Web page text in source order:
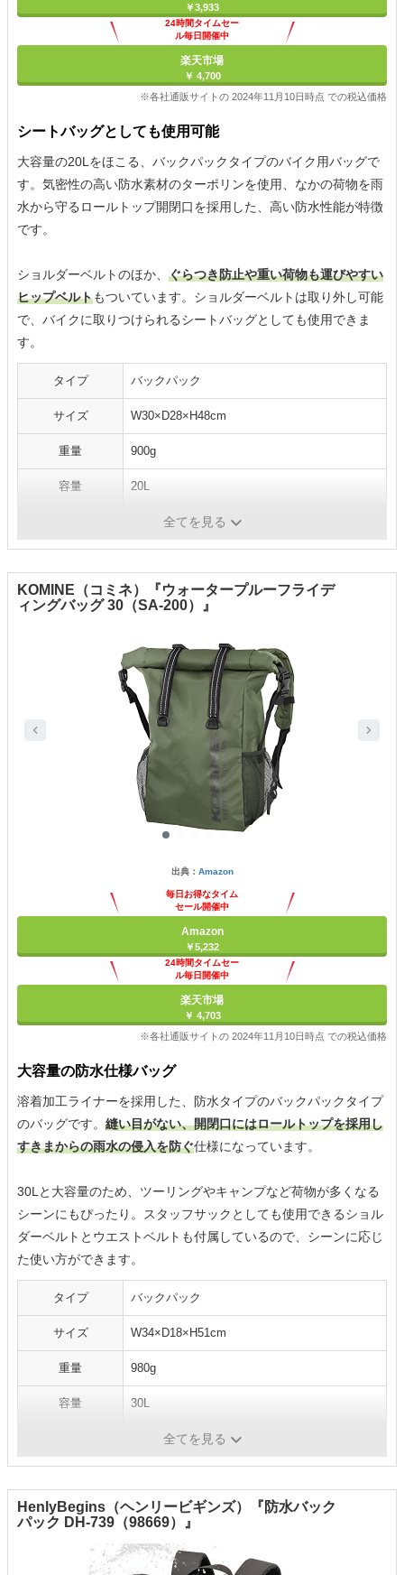
￥3,933
24時間タイムセー
ル毎日開催中
楽天市場
￥ 4,700
※各社通販サイトの 2024年11月10日時点 での税込価格
シートバッグとしても使用可能
大容量の20Lをほこる、バックパックタイプのバイク用バッグで
す。気密性の高い防水素材のターポリンを使用、なかの荷物を雨
水から守るロールトップ開閉口を採用した、高い防水性能が特徴
です。
ショルダーベルトのほか、 ぐらつき防止や重い荷物も運びやすい
ヒップベルトもついています。ショルダーベルトは取り外し可能
で、バイクに取りつけられるシートバッグとしても使用できま
す。
タイプ バックパック
サイズ W30×D28×H48cm
重量 900g
容量 20L
ターポリン全てを見る
KOMINE（コミネ）『ウォータープルーフライデ
ィングバッグ 30（SA-200）』
出典： Amazon
毎日お得なタイム
セール開催中
Amazon
￥5,232
24時間タイムセー
ル毎日開催中
楽天市場
￥ 4,703
※各社通販サイトの 2024年11月10日時点 での税込価格
大容量の防水仕様バッグ
溶着加工ライナーを採用した、防水タイプのバックパックタイプ
のバッグです。 縫い目がない、開閉口にはロールトップを採用し
すきまからの雨水の侵入を防ぐ仕様になっています。
30Lと大容量のため、ツーリングやキャンプなど荷物が多くなる
シーンにもぴったり。スタッフサックとしても使用できるショル
ダーベルトとウエストベルトも付属しているので、シーンに応じ
た使い方ができます。
タイプ バックパック
サイズ W34×D18×H51cm
重量 980g
容量 30L
ポリエステル、PVC
全てを見る
HenlyBegins（ヘンリービギンズ）『防水バック
パック DH-739（98669）』